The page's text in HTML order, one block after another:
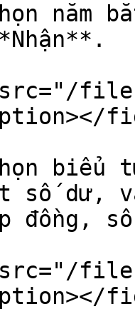
năm
files/
biểu
số dư,
đồng,
files/